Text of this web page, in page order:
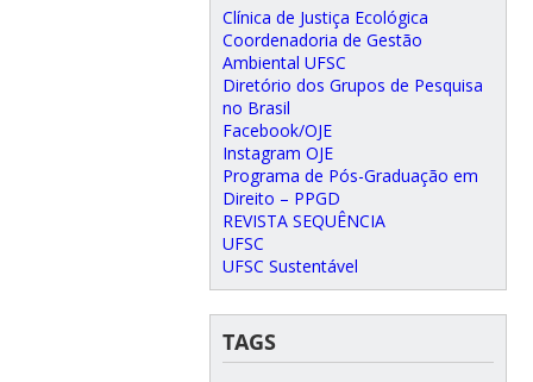
Clínica de Justiça Ecológica
Coordenadoria de Gestão
Ambiental UFSC
Diretório dos Grupos de Pesquisa
no Brasil
Facebook/OJE
Instagram OJE
Programa de Pós-Graduação em
Direito – PPGD
REVISTA SEQUÊNCIA
UFSC
UFSC Sustentável
TAGS